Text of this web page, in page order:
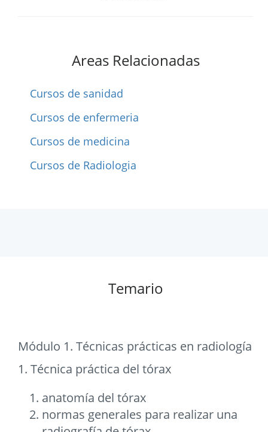
Areas Relacionadas
Cursos de sanidad
Cursos de enfermeria
Cursos de medicina
Cursos de Radiologia
Temario
Módulo 1. Técnicas prácticas en radiología
1. Técnica práctica del tórax
anatomía del tórax
normas generales para realizar una